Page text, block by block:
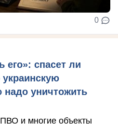
0
его»: спасет ли
украинскую
надо уничтожить
и многие объекты